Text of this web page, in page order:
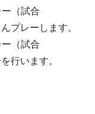
（試合
プレーします。
（試合
行います。